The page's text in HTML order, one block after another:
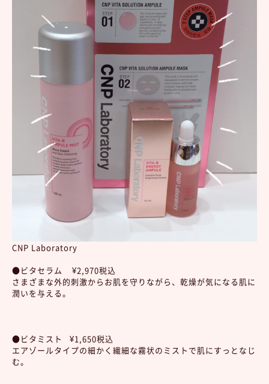
CNP Laboratory
●ビタセラム ¥2,970税込
さまざまな外的刺激からお肌を守りながら、乾燥が気になる肌に
潤いを与える。
●ビタミスト ¥1,650税込
エアゾールタイプの細かく繊細な霧状のミストで肌にすっとなじ
む。